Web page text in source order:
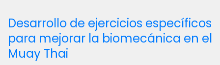
Desarrollo de ejercicios específicos
para mejorar la biomecánica en el
Muay Thai